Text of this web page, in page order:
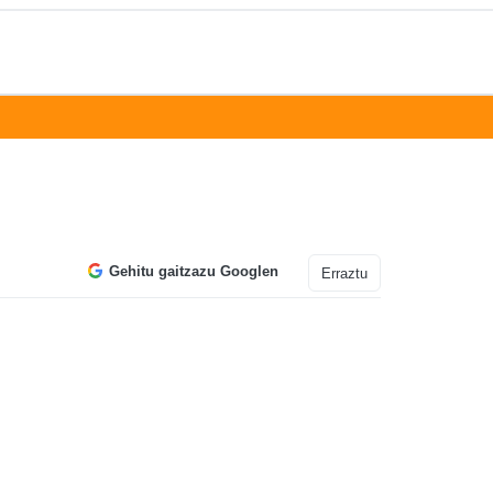
Gehitu gaitzazu Googlen Erraztu